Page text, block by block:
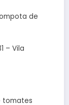
de
– Vila
tomates